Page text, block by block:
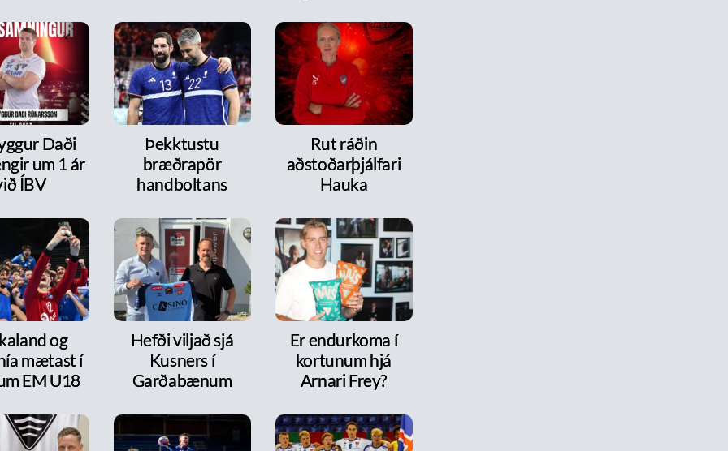
Daði
um 1 ár
ÍBV
Þekktustu
bræðrapör
handboltans
Rut ráðin
aðstoðarþjálfari
Hauka
og
mætast í
EM U18
Hefði viljað sjá
Kusners í
Garðabænum
Er endurkoma í
kortunum hjá
Arnari Frey?